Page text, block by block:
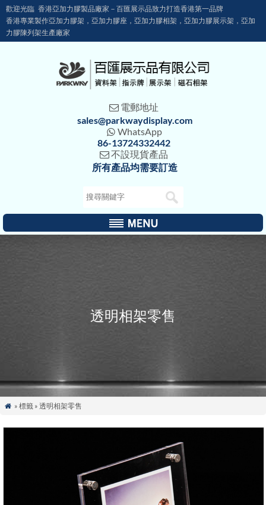
歡迎光臨 香港亞加力膠製品廠家－百匯展示品致力打造香港第一品牌
香港專業製作亞加力膠架，亞加力膠座，亞加力膠相架，亞加力膠展示架，亞加
力膠陳列架生產廠家
 電郵地址
sales@parkwaydisplay.com
 WhatsApp
86-13724332442
不設現貨產品
所有產品均需要訂造
透明相架零售
 » 標籤 » 透明相架零售